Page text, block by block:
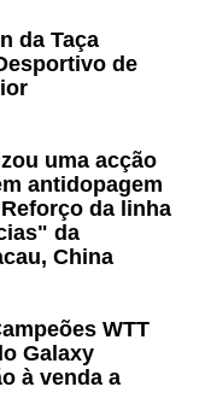
da Taça
de
uma acção
antidopagem
da linha
da
China
WTT
Galaxy
à venda a